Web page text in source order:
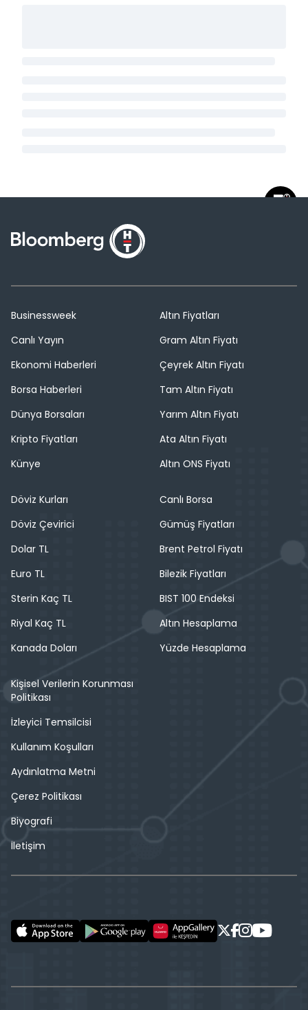
Businessweek
Canlı Yayın
Ekonomi Haberleri
Borsa Haberleri
Dünya Borsaları
Kripto Fiyatları
Künye
Altın Fiyatları
Gram Altın Fiyatı
Çeyrek Altın Fiyatı
Tam Altın Fiyatı
Yarım Altın Fiyatı
Ata Altın Fiyatı
Altın ONS Fiyatı
Döviz Kurları
Döviz Çevirici
Dolar TL
Euro TL
Sterin Kaç TL
Riyal Kaç TL
Kanada Doları
Canlı Borsa
Gümüş Fiyatları
Brent Petrol Fiyatı
Bilezik Fiyatları
BIST 100 Endeksi
Altın Hesaplama
Yüzde Hesaplama
Kişisel Verilerin Korunması
Politikası
İzleyici Temsilcisi
Kullanım Koşulları
Aydınlatma Metni
Çerez Politikası
Biyografi
İletişim